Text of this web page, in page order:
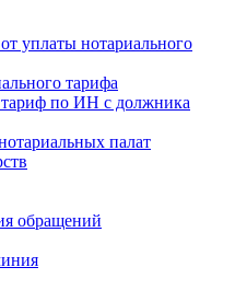
уплаты нотариального
тарифа
по ИН с должника
палат
обращений